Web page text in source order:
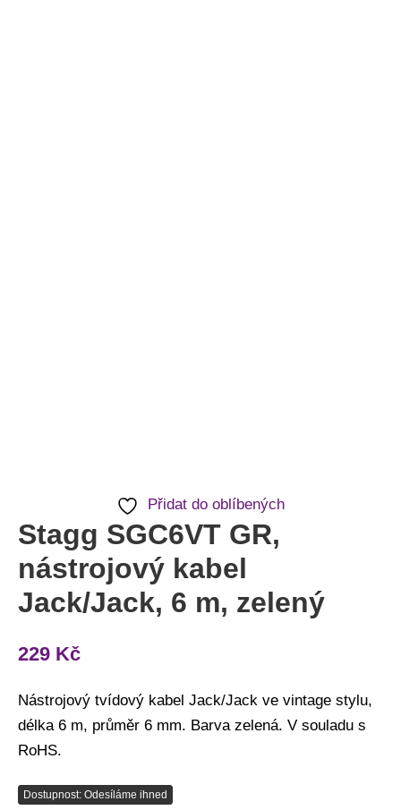
Přidat do oblíbených
Stagg SGC6VT GR,
nástrojový kabel
Jack/Jack, 6 m, zelený
229 Kč
Nástrojový tvídový kabel Jack/Jack ve vintage stylu,
délka 6 m, průměr 6 mm. Barva zelená. V souladu s
RoHS.
Dostupnost: Odesíláme ihned